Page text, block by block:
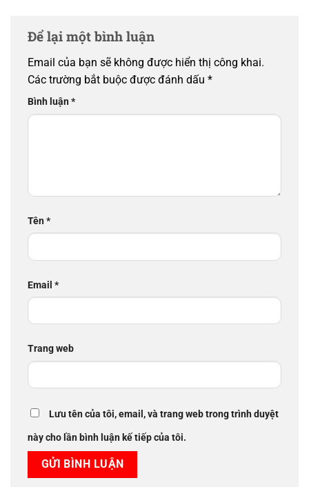
Để lại một bình luận
Email của bạn sẽ không được hiển thị công khai.
Các trường bắt buộc được đánh dấu *
Bình luận*
Tên*
Email *
Trang web
Lưu tên của tôi, email, và trang web trong trình duyệt
này cho lần bình luận kế tiếp của tôi.